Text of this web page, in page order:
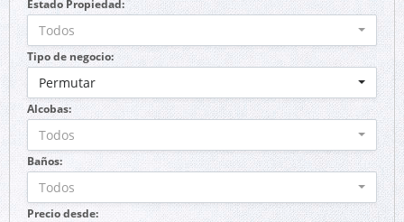
Estado Propiedad:
Todos
Tipo de negocio:
Permutar
Alcobas:
Todos
Baños:
Todos
Precio desde: